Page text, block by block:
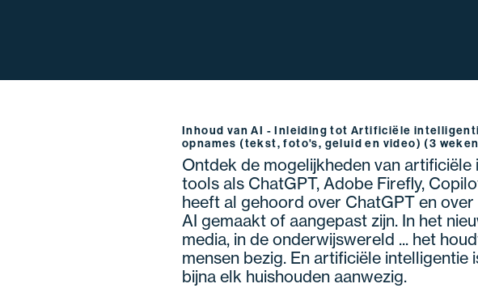
Inhoud van AI - Inleiding tot Artificiële
opnames (tekst, foto's, geluid en video) (3
Ontdek de mogelijkheden van artificiële
tools als ChatGPT, Adobe Firefly,
heeft al gehoord over ChatGPT en
AI gemaakt of aangepast zijn. In het
media, in de onderwijswereld ... het
mensen bezig. En artificiële intelligentie
bijna elk huishouden aanwezig.